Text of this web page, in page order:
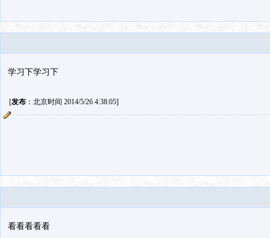
学习下学习下
[发布：北京时间 2014/5/26 4:38:05]
看看看看看